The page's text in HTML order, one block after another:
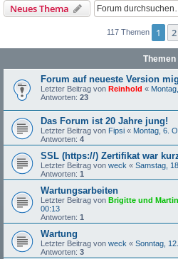
Neues Thema
117 Themen 1 2
Themen
Forum auf neueste Version
Letzter Beitrag von Reinhold «
Antworten: 23
Das Forum ist 20 Jahre jung!
Letzter Beitrag von Fipsi « Montag, 6.
Antworten: 4
SSL (https://) Zertifikat war
Letzter Beitrag von weck « Samstag,
Antworten: 1
Wartungsarbeiten
Letzter Beitrag von Brigitte und Martin
00:13
Antworten: 1
Wartung
Letzter Beitrag von weck « Sonntag,
Antworten: 3